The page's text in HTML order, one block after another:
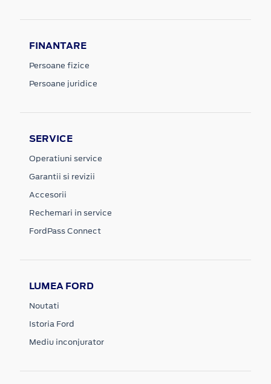
FINANTARE
Persoane fizice
Persoane juridice
SERVICE
Operatiuni service
Garantii si revizii
Accesorii
Rechemari in service
FordPass Connect
LUMEA FORD
Noutati
Istoria Ford
Mediu inconjurator